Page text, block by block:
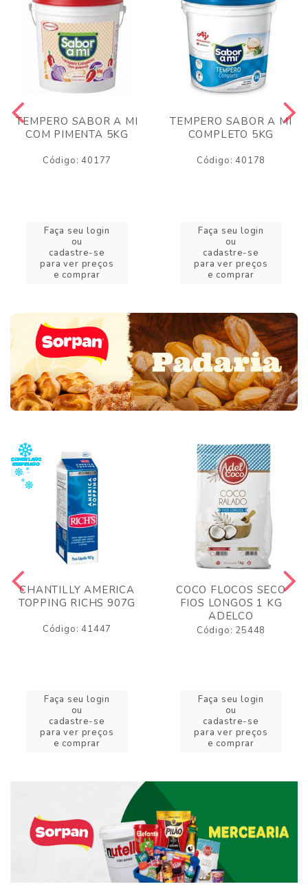
TEMPERO SABOR A MI
COM PIMENTA 5KG
Código: 40177
Faça seu login
ou
cadastre-se
para ver preços
e comprar
TEMPERO SABOR A MI
COMPLETO 5KG
Código: 40178
Faça seu login
ou
cadastre-se
para ver preços
e comprar
CHANTILLY AMERICA
TOPPING RICHS 907G
Código: 41447
Faça seu login
ou
cadastre-se
para ver preços
e comprar
COCO FLOCOS SECO
FIOS LONGOS 1 KG
ADELCO
Código: 25448
Faça seu login
ou
cadastre-se
para ver preços
e comprar